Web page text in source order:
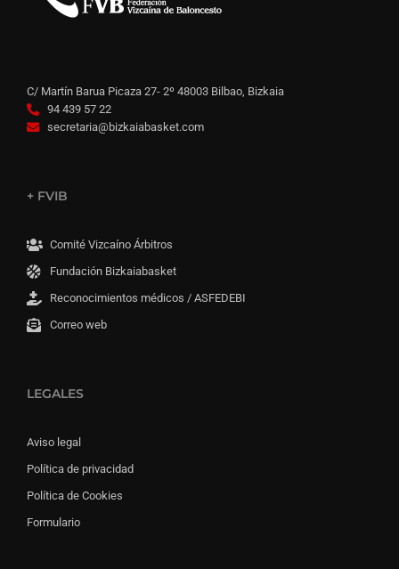
C/ Martín Barua Picaza 27- 2º 48003 Bilbao, Bizkaia
94 439 57 22
secretaria@bizkaiabasket.com
+ FVIB
Comité Vizcaíno Árbitros
Fundación Bizkaiabasket
Reconocimientos médicos / ASFEDEBI
Correo web
LEGALES
Aviso legal
Política de privacidad
Política de Cookies
Formulario